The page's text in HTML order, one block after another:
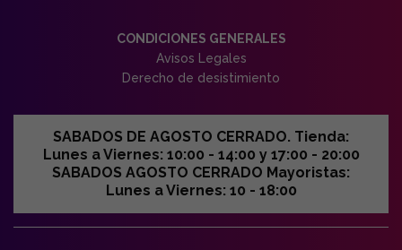
CONDICIONES GENERALES
Avisos Legales
Derecho de desistimiento
SABADOS DE AGOSTO CERRADO. Tienda:
Lunes a Viernes: 10:00 - 14:00 y 17:00 - 20:00
SABADOS AGOSTO CERRADO Mayoristas:
Lunes a Viernes: 10 - 18:00